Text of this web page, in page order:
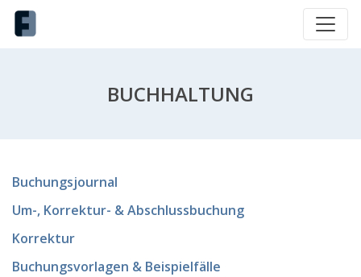
BUCHHALTUNG
Buchungsjournal
Um-, Korrektur- & Abschlussbuchung
Korrektur
Buchungsvorlagen & Beispielfälle